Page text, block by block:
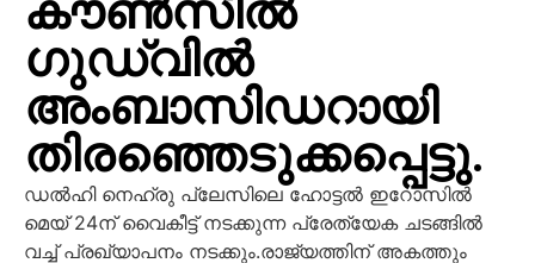
കൗണ്‍സില്‍
ഗുഡ്വില്‍
അംബാസിഡറായി
തിരഞ്ഞെടുക്കപ്പെട്ടു.
ഡല്‍ഹി നെഹ്രു പ്ലേസിലെ ഹോട്ടല്‍ ഇറോസില്‍
മെയ് 24ന് വൈകീട്ട് നടക്കുന്ന പ്രേത്യേക ചടങ്ങില്‍
വച്ച് പ്രഖ്യാപനം നടക്കും.രാജ്യത്തിന് അകത്തും